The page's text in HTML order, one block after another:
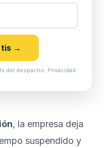
→
del despacho. Privacidad
, la empresa deja
suspendido y